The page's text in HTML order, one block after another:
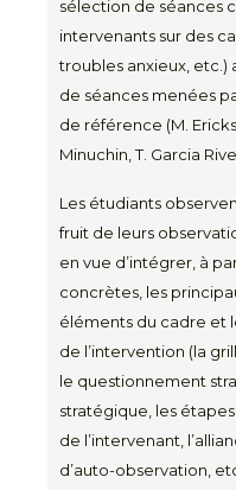
sélection de séances
intervenants sur des
troubles anxieux, etc.)
de séances menées
de référence (M.
Minuchin, T. Garcia
Les étudiants
fruit de leurs
en vue d’intégrer, à
concrètes, les
éléments du cadre et
de l’intervention (la
le questionnement
stratégique, les
de l’intervenant,
d’auto-observation,